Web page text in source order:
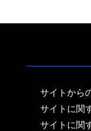
サイトから
サイトに関
サイトに関